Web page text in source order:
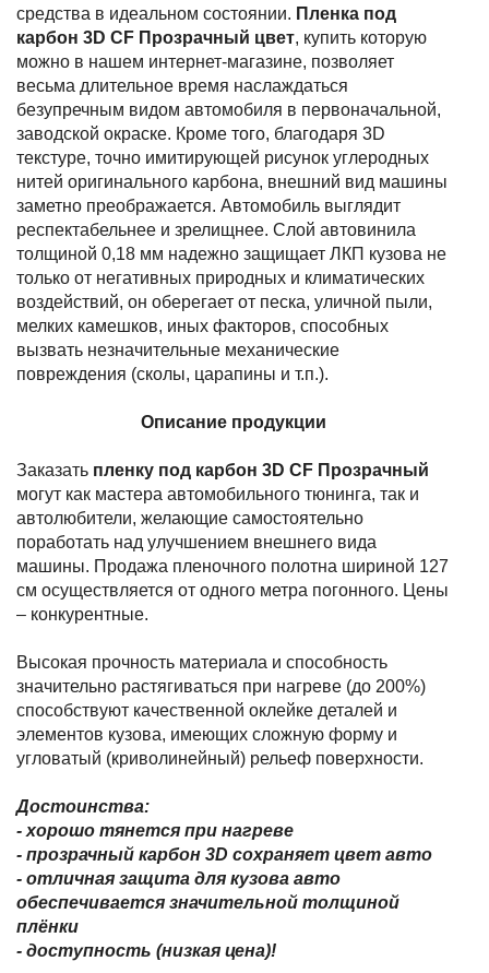
средства в идеальном состоянии. Пленка под
карбон 3D CF Прозрачный цвет, купить которую
можно в нашем интернет-магазине, позволяет
весьма длительное время наслаждаться
безупречным видом автомобиля в первоначальной,
заводской окраске. Кроме того, благодаря 3D
текстуре, точно имитирующей рисунок углеродных
нитей оригинального карбона, внешний вид машины
заметно преображается. Автомобиль выглядит
респектабельнее и зрелищнее. Слой автовинила
толщиной 0,18 мм надежно защищает ЛКП кузова не
только от негативных природных и климатических
воздействий, он оберегает от песка, уличной пыли,
мелких камешков, иных факторов, способных
вызвать незначительные механические
повреждения (сколы, царапины и т.п.).
Описание продукции
Заказать пленку под карбон 3D CF Прозрачный
могут как мастера автомобильного тюнинга, так и
автолюбители, желающие самостоятельно
поработать над улучшением внешнего вида
машины. Продажа пленочного полотна шириной 127
см осуществляется от одного метра погонного. Цены
– конкурентные.
Высокая прочность материала и способность
значительно растягиваться при нагреве (до 200%)
способствуют качественной оклейке деталей и
элементов кузова, имеющих сложную форму и
угловатый (криволинейный) рельеф поверхности.
Достоинства:
- хорошо тянется при нагреве
- прозрачный карбон 3D сохраняет цвет авто
- отличная защита для кузова авто
обеспечивается значительной толщиной
плёнки
- доступность (низкая цена)!